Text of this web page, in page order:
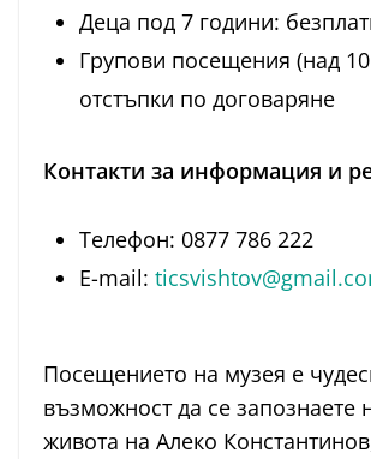
Деца под 7 години:
Групови посещения (над
отстъпки по договаряне
Контакти за информация и
Телефон: 0877 786 222
E-mail:
Посещението на музея е
възможност да се запознаете
живота на Алеко